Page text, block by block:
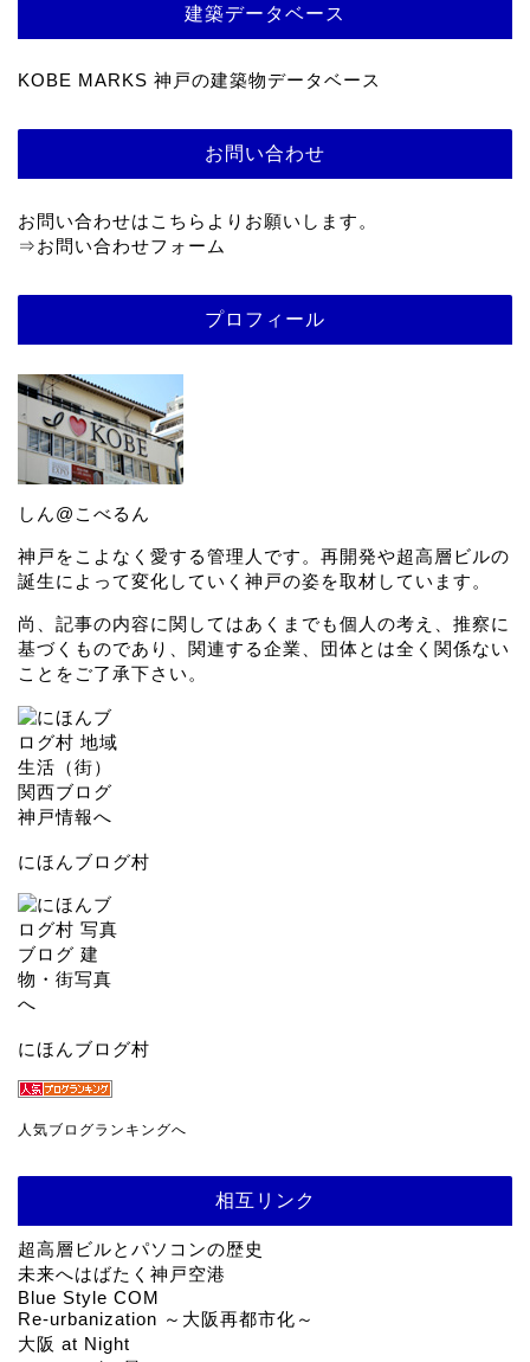
建築データベース
KOBE MARKS 神戸の建築物データベース
お問い合わせ
お問い合わせはこちらよりお願いします。
⇒お問い合わせフォーム
プロフィール
しん@こべるん
神戸をこよなく愛する管理人です。再開発や超高層ビルの
誕生によって変化していく神戸の姿を取材しています。
尚、記事の内容に関してはあくまでも個人の考え、推察に
基づくものであり、関連する企業、団体とは全く関係ない
ことをご了承下さい。
にほんブログ村
にほんブログ村
人気ブログランキングへ
相互リンク
超高層ビルとパソコンの歴史
未来へはばたく神戸空港
Blue Style COM
Re-urbanization ～大阪再都市化～
大阪 at Night